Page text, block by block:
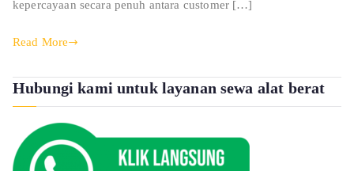
kepercayaan secara penuh antara customer […]
Read More
Hubungi kami untuk layanan sewa alat berat